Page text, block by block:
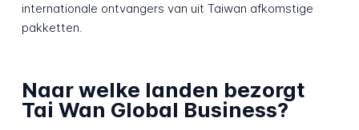
internationale ontvangers van uit Taiwan afkomstige
pakketten.
Naar welke landen bezorgt
Tai Wan Global Business?